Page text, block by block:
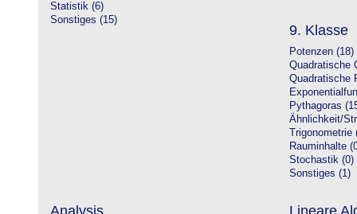
Statistik (6)
Sonstiges (15)
9. Klasse
Potenzen (18)
Quadratische
Quadratische
Pythagoras
Ähnlichkeit/
Trigonometrie
Rauminhalte
Stochastik (0)
Sonstiges (1)
Analysis Lineare